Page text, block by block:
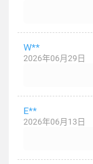
W**
2026年06月29日
E**
2026年06月13日